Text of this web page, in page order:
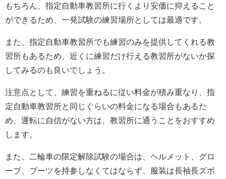
もちろん、指定自動車教習所に行くより安価に抑えること
ができるため、一発試験の練習場所としては最適です。
また、指定自動車教習所でも練習のみを提供してくれる教
習所もあるため、近くに練習だけ行える教習所がないか探
してみるのも良いでしょう。
注意点として、練習を重ねるに従い料金が積み重なり、指
定自動車教習所と同じぐらいの料金になる場合もあるた
め、運転に自信がない方は、教習所に通うことをおすすめ
します。
また、二輪車の限定解除試験の場合は、ヘルメット、グロ
ーブ、ブーツを持参しなくてはならず、服装は長袖長ズボ